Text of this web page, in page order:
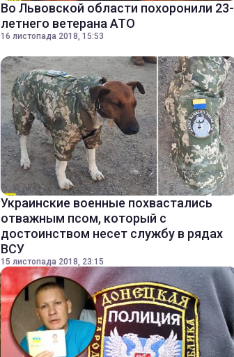
Во Львовской области похоронили 23-
летнего ветерана АТО
16 листопада 2018, 15:53
Украинские военные похвастались
отважным псом, который с
достоинством несет службу в рядах
ВСУ
15 листопада 2018, 23:15